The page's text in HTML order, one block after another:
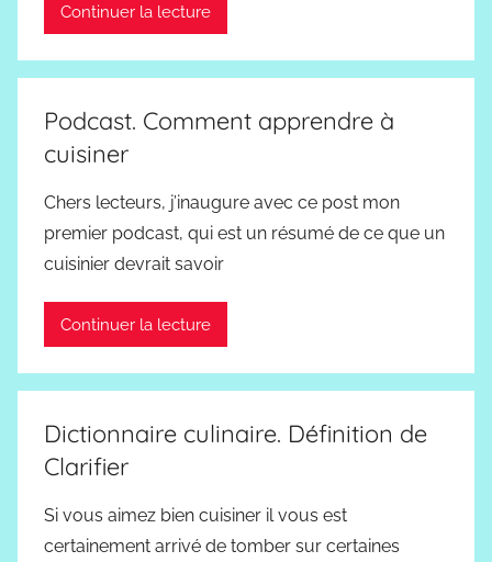
Continuer la lecture
Podcast. Comment apprendre à
cuisiner
Chers lecteurs, j’inaugure avec ce post mon
premier podcast, qui est un résumé de ce que un
cuisinier devrait savoir
Continuer la lecture
Dictionnaire culinaire. Définition de
Clarifier
Si vous aimez bien cuisiner il vous est
certainement arrivé de tomber sur certaines